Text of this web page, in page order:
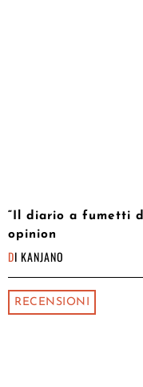
“Il diario a fumetti
opinion
DI KANJANO
RECENSIONI